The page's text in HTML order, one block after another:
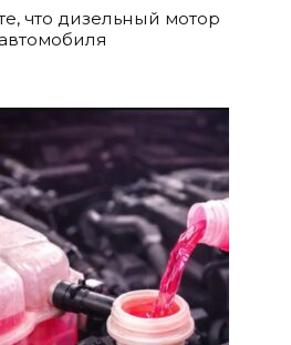
что дизельный мотор